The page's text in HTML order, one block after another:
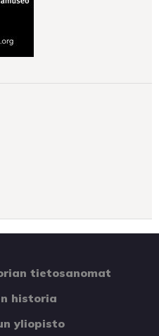
tietosanomat
historia
yliopisto